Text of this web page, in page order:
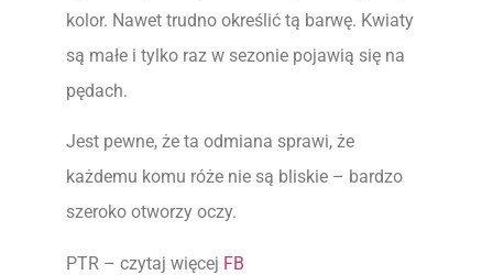
kolor. Nawet trudno określić tą barwę. Kwiaty
są małe i tylko raz w sezonie pojawią się na
pędach.
Jest pewne, że ta odmiana sprawi, że
każdemu komu róże nie są bliskie – bardzo
szeroko otworzy oczy.
PTR – czytaj więcej FB